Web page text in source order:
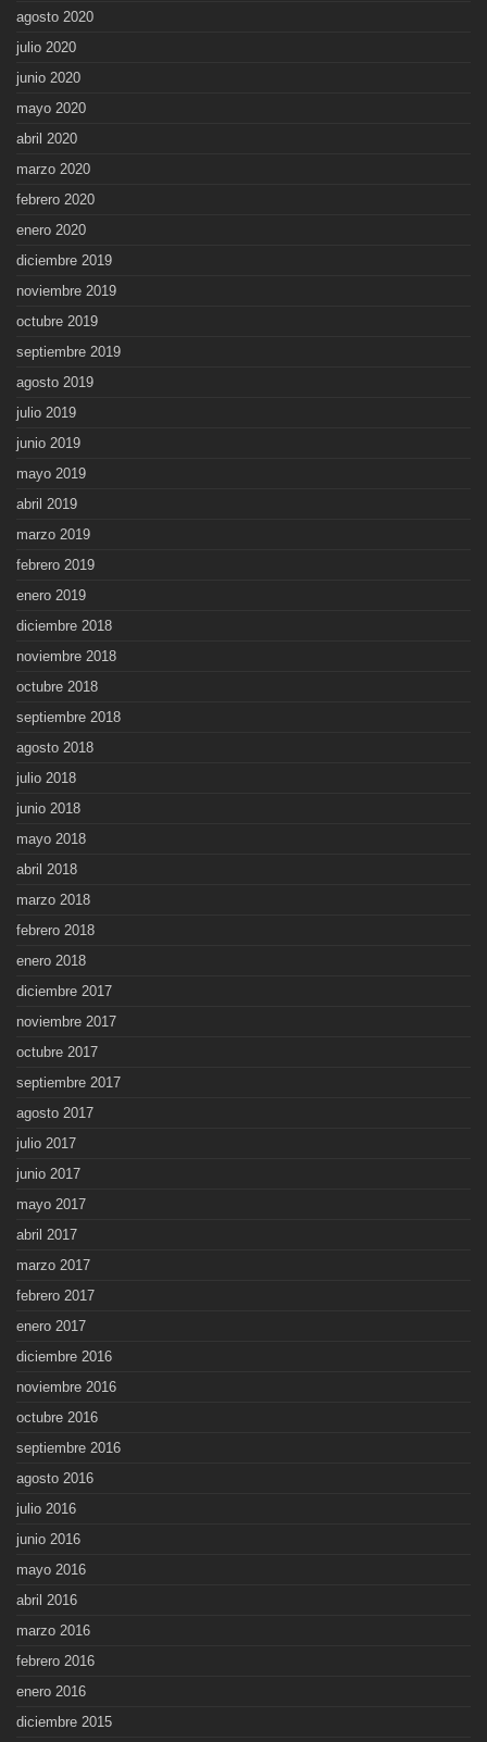
agosto 2020
julio 2020
junio 2020
mayo 2020
abril 2020
marzo 2020
febrero 2020
enero 2020
diciembre 2019
noviembre 2019
octubre 2019
septiembre 2019
agosto 2019
julio 2019
junio 2019
mayo 2019
abril 2019
marzo 2019
febrero 2019
enero 2019
diciembre 2018
noviembre 2018
octubre 2018
septiembre 2018
agosto 2018
julio 2018
junio 2018
mayo 2018
abril 2018
marzo 2018
febrero 2018
enero 2018
diciembre 2017
noviembre 2017
octubre 2017
septiembre 2017
agosto 2017
julio 2017
junio 2017
mayo 2017
abril 2017
marzo 2017
febrero 2017
enero 2017
diciembre 2016
noviembre 2016
octubre 2016
septiembre 2016
agosto 2016
julio 2016
junio 2016
mayo 2016
abril 2016
marzo 2016
febrero 2016
enero 2016
diciembre 2015